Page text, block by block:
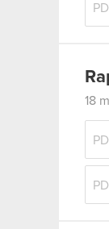
18